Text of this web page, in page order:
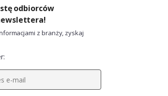
odbiorców
z branży, zyskaj